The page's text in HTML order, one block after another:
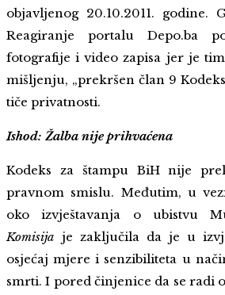
objavljenog 20.10.2011. godine.
Reagiranje portalu Depo.ba
fotografije i video zapisa jer je
mišljenju, „prekršen član 9
tiče privatnosti.
Ishod: Žalba nije prihvaćena
Kodeks za štampu BiH nije
pravnom smislu. Međutim, u
oko izvještavanja o ubistvu
Komisija je zaključila da je u
osjećaj mjere i senzibiliteta u
smrti. I pored činjenice da se radi